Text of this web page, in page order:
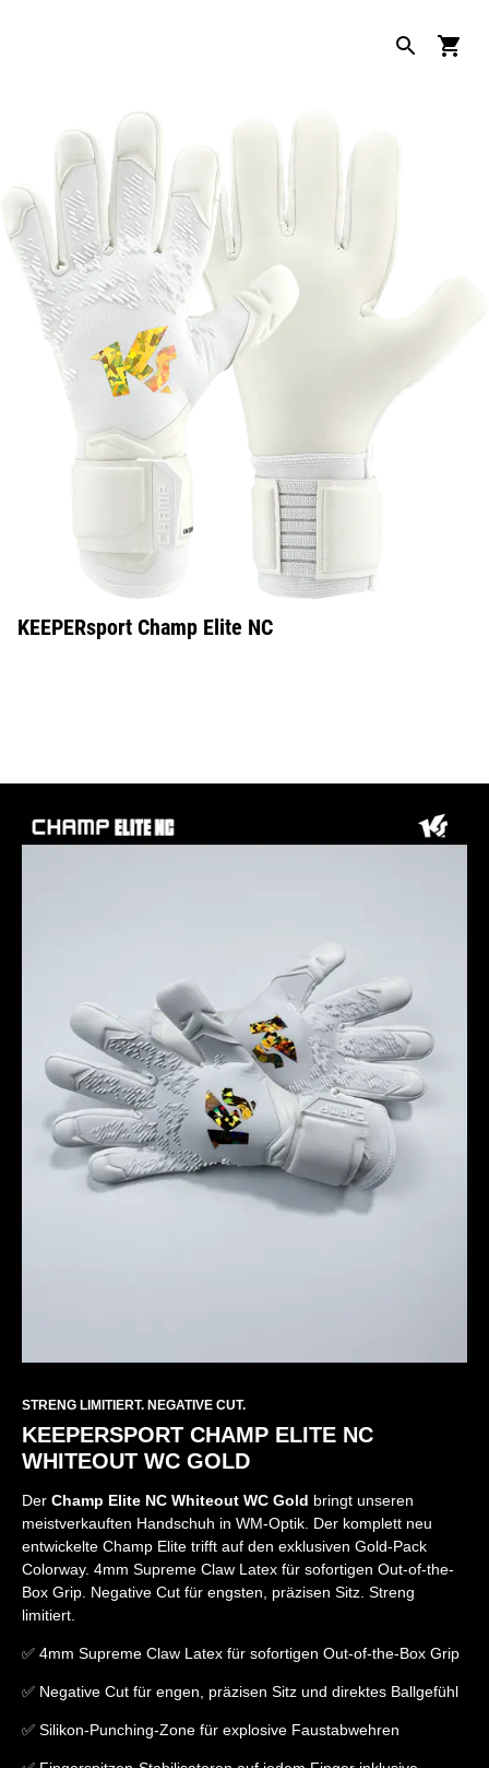
KEEPERsport Champ Elite NC
STRENG LIMITIERT. NEGATIVE CUT.
KEEPERSPORT CHAMP ELITE NC
WHITEOUT WC GOLD
Der Champ Elite NC Whiteout WC Gold bringt unseren
meistverkauften Handschuh in WM-Optik. Der komplett neu
entwickelte Champ Elite trifft auf den exklusiven Gold-Pack
Colorway. 4mm Supreme Claw Latex für sofortigen Out-of-the-
Box Grip. Negative Cut für engsten, präzisen Sitz. Streng
limitiert.
✅ 4mm Supreme Claw Latex für sofortigen Out-of-the-Box Grip
✅ Negative Cut für engen, präzisen Sitz und direktes Ballgefühl
✅ Silikon-Punching-Zone für explosive Faustabwehren